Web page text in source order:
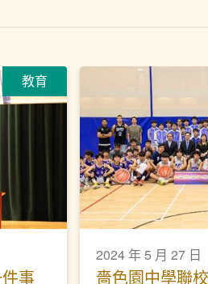
教育
事
2024 年 5 月 27 日
嗇色園中學聯